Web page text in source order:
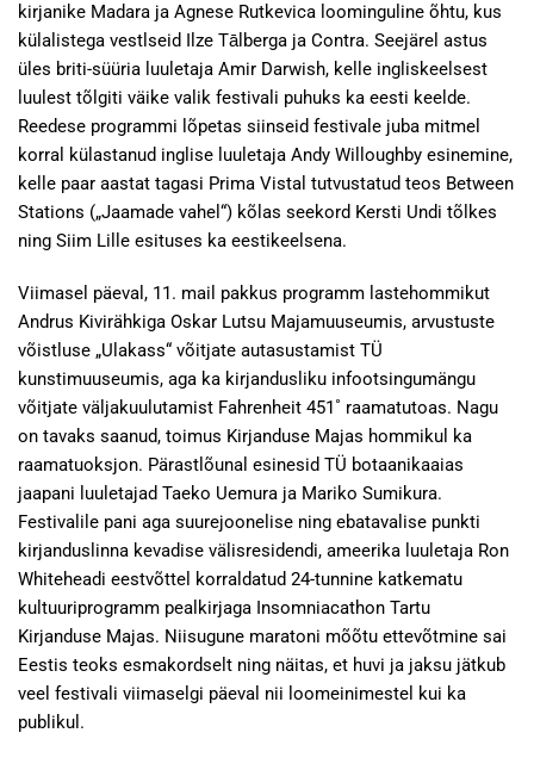
kirjanike Madara ja Agnese Rutkevica loominguline õhtu, kus
külalistega vestlseid Ilze Tālberga ja Contra. Seejärel astus
üles briti-süüria luuletaja Amir Darwish, kelle ingliskeelsest
luulest tõlgiti väike valik festivali puhuks ka eesti keelde.
Reedese programmi lõpetas siinseid festivale juba mitmel
korral külastanud inglise luuletaja Andy Willoughby esinemine,
kelle paar aastat tagasi Prima Vistal tutvustatud teos Between
Stations („Jaamade vahel“) kõlas seekord Kersti Undi tõlkes
ning Siim Lille esituses ka eestikeelsena.
Viimasel päeval, 11. mail pakkus programm lastehommikut
Andrus Kivirähkiga Oskar Lutsu Majamuuseumis, arvustuste
võistluse „Ulakass“ võitjate autasustamist TÜ
kunstimuuseumis, aga ka kirjandusliku infootsingumängu
võitjate väljakuulutamist Fahrenheit 451˚ raamatutoas. Nagu
on tavaks saanud, toimus Kirjanduse Majas hommikul ka
raamatuoksjon. Pärastlõunal esinesid TÜ botaanikaaias
jaapani luuletajad Taeko Uemura ja Mariko Sumikura.
Festivalile pani aga suurejoonelise ning ebatavalise punkti
kirjanduslinna kevadise välisresidendi, ameerika luuletaja Ron
Whiteheadi eestvõttel korraldatud 24-tunnine katkematu
kultuuriprogramm pealkirjaga Insomniacathon Tartu
Kirjanduse Majas. Niisugune maratoni mõõtu ettevõtmine sai
Eestis teoks esmakordselt ning näitas, et huvi ja jaksu jätkub
veel festivali viimaselgi päeval nii loomeinimestel kui ka
publikul.